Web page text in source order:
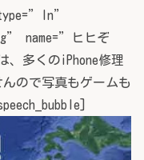
name=”ヒヒぞ
多くのiPhone修理
ので写真もゲームも